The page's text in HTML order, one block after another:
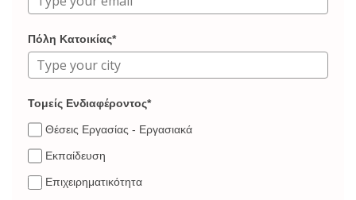
Πόλη Κατοικίας*
Τομείς Ενδιαφέροντος*
Θέσεις Εργασίας - Εργασιακά
Εκπαίδευση
Επιχειρηματικότητα